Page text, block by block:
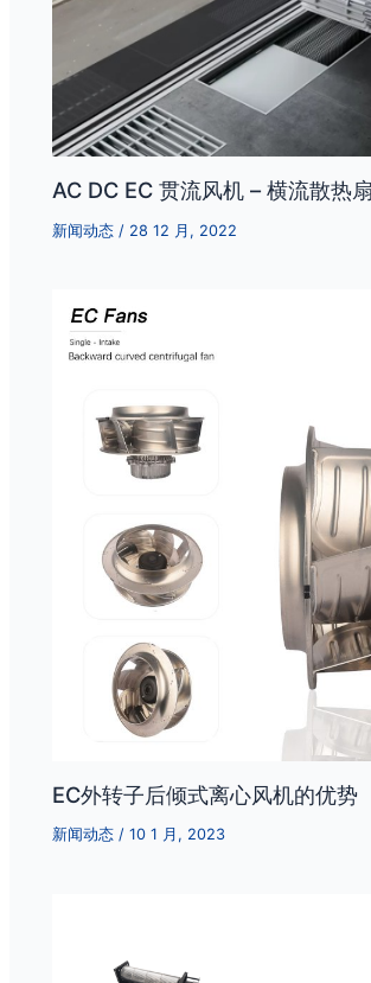
AC DC EC 贯流风机 – 横流散热扇
新闻动态 / 28 12 月, 2022
EC外转子后倾式离心风机的优势
新闻动态 /10 1 月, 2023